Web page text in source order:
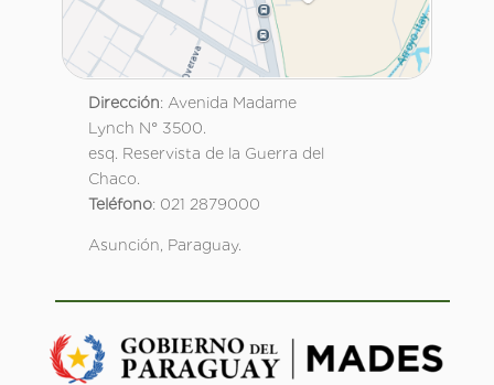
Dirección: Avenida Madame
Lynch N° 3500.
esq. Reservista de la Guerra del
Chaco.
Teléfono: 021 2879000
Asunción, Paraguay.